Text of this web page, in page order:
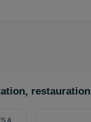
restauration